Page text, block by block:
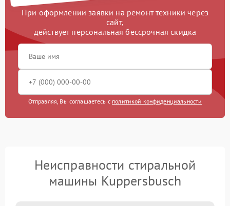
При оформлении заявки на ремонт техники через
сайт,
действует персональная бессрочная скидка
Отправляя, Вы соглашаетесь с политикой конфиденциальности
Неисправности стиральной
машины Kuppersbusch